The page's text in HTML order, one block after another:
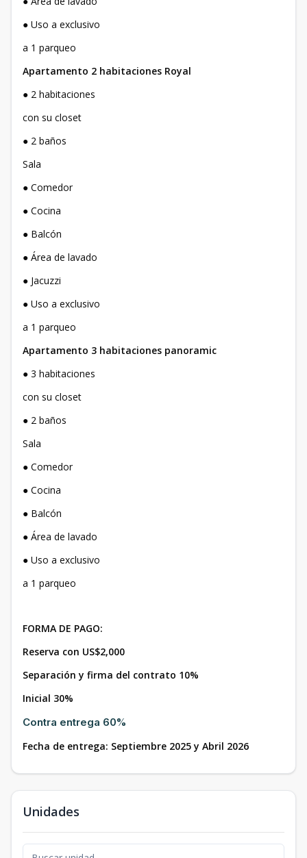
● Uso a exclusivo
a 1 parqueo
Apartamento 2 habitaciones Royal
● 2 habitaciones
con su closet
● 2 baños
Sala
● Comedor
● Cocina
● Balcón
● Área de lavado
● Jacuzzi
● Uso a exclusivo
a 1 parqueo
Apartamento 3 habitaciones panoramic
● 3 habitaciones
con su closet
● 2 baños
Sala
● Comedor
● Cocina
● Balcón
● Área de lavado
● Uso a exclusivo
a 1 parqueo
FORMA DE PAGO:
Reserva con US$2,000
Separación y firma del contrato 10%
Inicial 30%
Contra entrega 60%
Fecha de entrega: Septiembre 2025 y Abril 2026
Unidades